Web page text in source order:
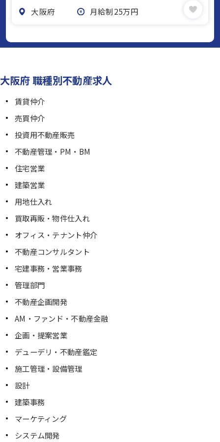
大阪府
月給制25万円
大阪府 職種別不動産求人
賃貸仲介
売買仲介
投資用不動産販売
不動産管理・PM・BM
住宅営業
建築営業
用地仕入れ
買取再販・物件仕入れ
オフィス・テナント仲介
不動産コンサルタント
宅建事務・営業事務
管理部門
不動産企画開発
AM・ファンド・不動産金融
企画・提案営業
デューデリ・不動産鑑定
施工管理・設備管理
設計
建築事務
マーケティング
システム開発